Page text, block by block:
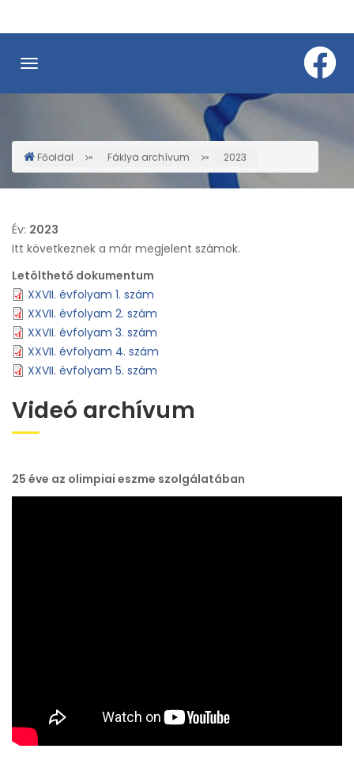
Morzsa
Főoldal Fáklya archívum 2023
Év: 2023
Itt következnek a már megjelent számok.
Letölthető dokumentum
XXVII. évfolyam 1. szám
XXVII. évfolyam 2. szám
XXVII. évfolyam 3. szám
XXVII. évfolyam 4. szám
XXVII. évfolyam 5. szám
Videó archívum
25 éve az olimpiai eszme szolgálatában